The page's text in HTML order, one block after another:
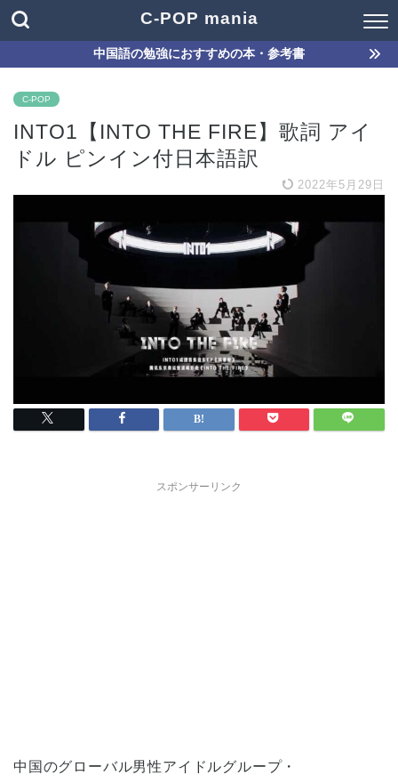
C-POP mania
中国語の勉強におすすめの本・参考書
C-POP
INTO1【INTO THE FIRE】歌詞 アイ
ドル ピンイン付日本語訳
2022年5月29日
スポンサーリンク
中国のグローバル男性アイドルグループ・